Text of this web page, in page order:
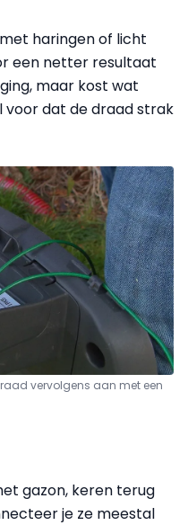
haringen of licht
een netter resultaat
maar kost wat
voor dat de draad strak
vervolgens aan met een
gazon, keren terug
je ze meestal